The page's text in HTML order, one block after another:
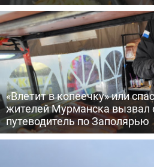
«Влетит в копеечку» или
жителей Мурманска вызвал
путеводитель по Заполярью